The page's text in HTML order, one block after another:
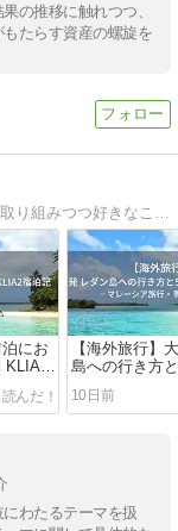
の推移に触れつつ、
たらす資産の螺旋を
50代後半で少し早めに退職し、資産運用に取り組みつつ好きなことに使える時間を楽しんでいます。退職生活や資産運用、旅行（車中泊を含む）についてのブログです。
泊にお
KLIA2
1日
【海外旅行】
島への行き方
ルコース｜マ
行・事前準備編
10日前
わたるテーマを扱